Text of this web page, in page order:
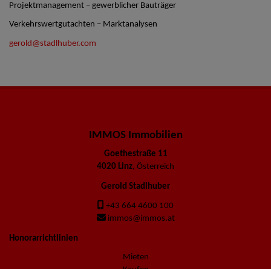
Projektmanagement – gewerblicher Bauträger
Verkehrswertgutachten – Marktanalysen
gerold@stadlhuber.com
IMMOS Immobilien
Goethestraße 11
4020 Linz, Österreich
Gerold Stadlhuber
+43 664 4600 100
immos@immos.at
Honorarrichtlinien
Mieten